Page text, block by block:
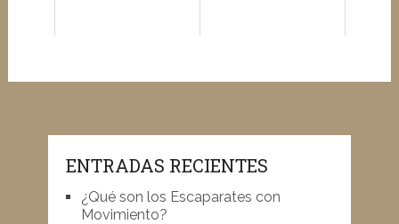
ENTRADAS RECIENTES
¿Qué son los Escaparates con
Movimiento?